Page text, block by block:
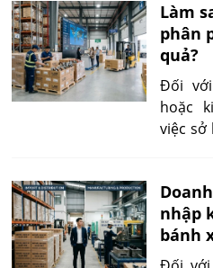
xe; họ
thiết
đúng
môi
vận
Làm
phân
quả?
Đối
hoặc
việc sở
tăng
dựng
phối
định,
nhập
bánh